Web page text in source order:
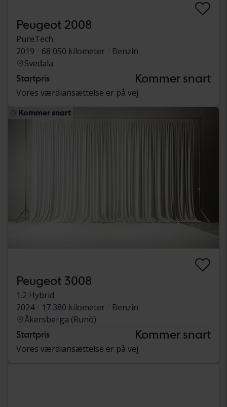
Peugeot 2008
PureTech
2019
68 050 kilometer
Benzin
Svedala
Startpris Kommer snart
Vores værdiansættelse er på vej
Kommer snart
Peugeot 3008
1.2 Hybrid
2024
17 380 kilometer
Benzin
Åkersberga (Runö)
Startpris Kommer snart
Vores værdiansættelse er på vej